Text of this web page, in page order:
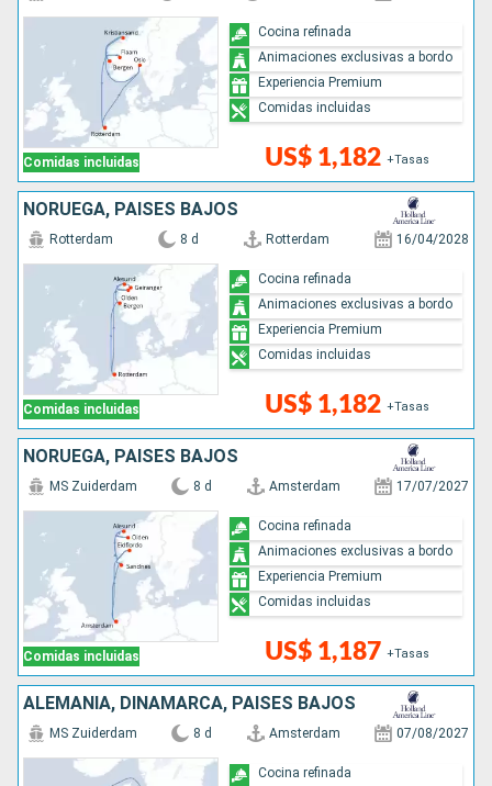
Comidas incluidas US$ 1,182 +Tasas
Cocina refinada
Animaciones exclusivas a bordo
Experiencia Premium
Comidas incluidas
NORUEGA, PAISES BAJOS
Comidas incluidas
Rotterdam 8 d Rotterdam 16/04/2028
US$ 1,182 +Tasas
Cocina refinada
Animaciones exclusivas a bordo
Experiencia Premium
Comidas incluidas
NORUEGA, PAISES BAJOS
Comidas incluidas
MS Zuiderdam 8 d Amsterdam 17/07/2027
US$ 1,187 +Tasas
Cocina refinada
Animaciones exclusivas a bordo
Experiencia Premium
Comidas incluidas
ALEMANIA, DINAMARCA, PAISES BAJOS
MS Zuiderdam 8 d Amsterdam 07/08/2027
Cocina refinada